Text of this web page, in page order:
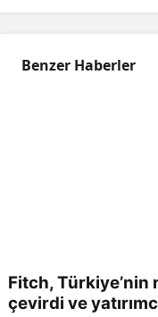
Benzer Haberler
Fitch, Türkiye’nin
çevirdi ve